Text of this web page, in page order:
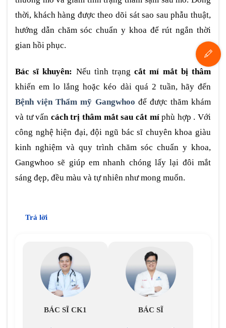
thời, khách hàng được theo dõi sát sao sau phẫu thuật,
hướng dẫn chăm sóc chuẩn y khoa để rút ngắn thời
gian hồi phục.
Bác sĩ khuyên: Nếu tình trạngcắt mí mắt bị thâm
khiến em lo lắng hoặc kéo dài quá 2 tuần, hãy đến
Bệnh viện Thẩm mỹ Gangwhoo để được thăm khám
và tư vấn cách trị thâm mắt sau cắt míphù hợp . Với
công nghệ hiện đại, đội ngũ bác sĩ chuyên khoa giàu
kinh nghiệm và quy trình chăm sóc chuẩn y khoa,
Gangwhoo sẽ giúp em nhanh chóng lấy lại đôi mắt
sáng đẹp, đều màu và tự nhiên như mong muốn.
Trả lời
BÁC SĨ CK1 BÁC SĨ